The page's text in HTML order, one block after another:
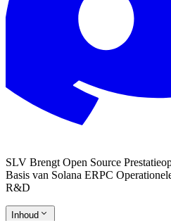
SLV Brengt Open Source
Basis van Solana ERPC
R&D
Inhoud